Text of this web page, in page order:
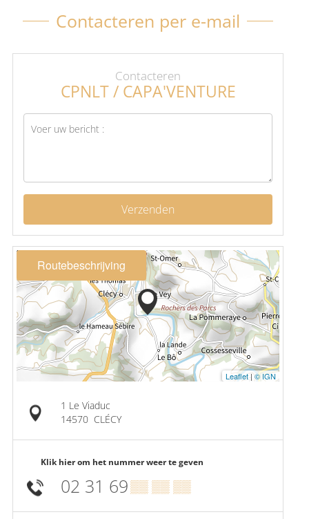
Contacteren per e-mail
Contacteren
CPNLT / CAPA'VENTURE
Verzenden
Routebeschrijving
Leaflet|© IGN
1 Le Viaduc
14570 CLÉCY
Klik hier om het nummer weer te geven
02 31 69▒▒ ▒▒ ▒▒